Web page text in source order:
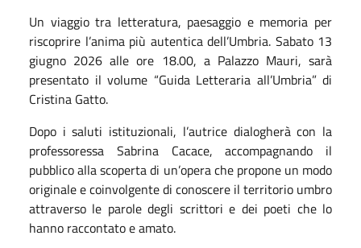
Un viaggio tra letteratura, paesaggio e memoria per
riscoprire l’anima più autentica dell’Umbria. Sabato 13
giugno 2026 alle ore 18.00, a Palazzo Mauri, sarà
presentato il volume “Guida Letteraria all’Umbria” di
Cristina Gatto.
Dopo i saluti istituzionali, l’autrice dialogherà con la
professoressa Sabrina Cacace, accompagnando il
pubblico alla scoperta di un’opera che propone un modo
originale e coinvolgente di conoscere il territorio umbro
attraverso le parole degli scrittori e dei poeti che lo
hanno raccontato e amato.